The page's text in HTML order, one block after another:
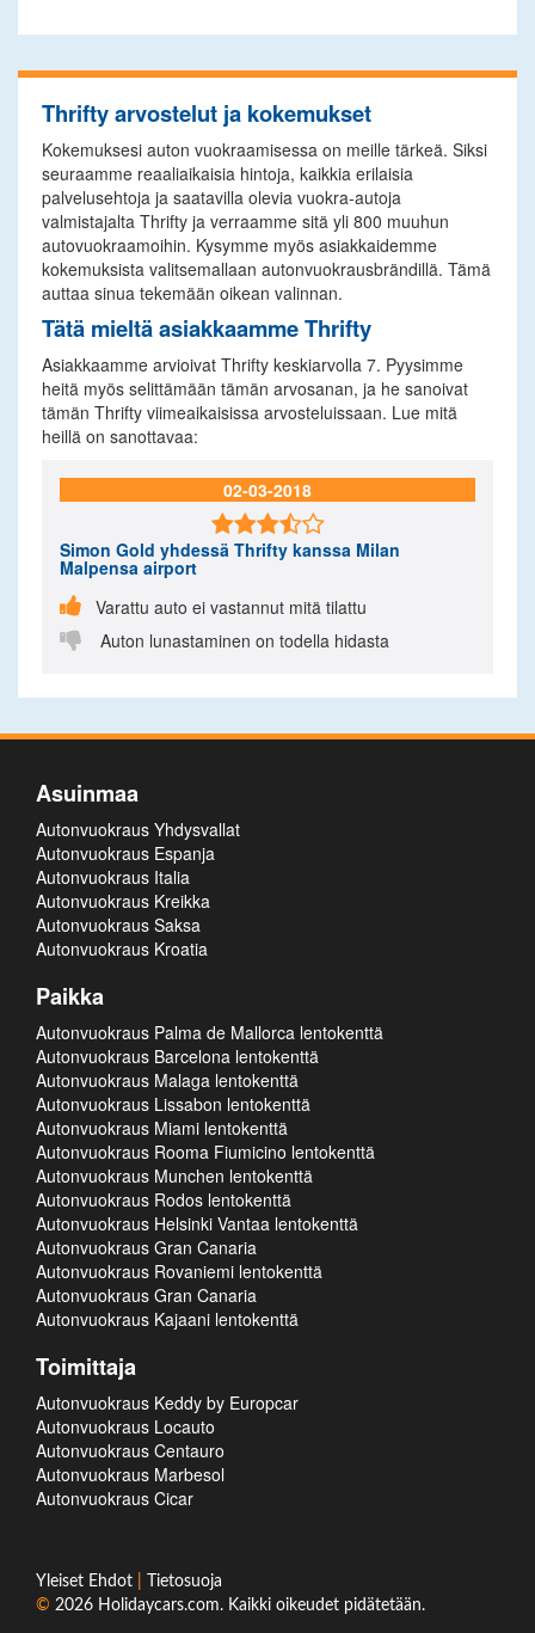
Thrifty arvostelut ja kokemukset
Kokemuksesi auton vuokraamisessa on meille tärkeä. Siksi
seuraamme reaaliaikaisia hintoja, kaikkia erilaisia
palvelusehtoja ja saatavilla olevia vuokra-autoja
valmistajalta Thrifty ja verraamme sitä yli 800 muuhun
autovuokraamoihin. Kysymme myös asiakkaidemme
kokemuksista valitsemallaan autonvuokrausbrändillä. Tämä
auttaa sinua tekemään oikean valinnan.
Tätä mieltä asiakkaamme Thrifty
Asiakkaamme arvioivat Thrifty keskiarvolla 7. Pyysimme
heitä myös selittämään tämän arvosanan, ja he sanoivat
tämän Thrifty viimeaikaisissa arvosteluissaan. Lue mitä
heillä on sanottavaa:
02-03-2018

Simon Gold yhdessä Thrifty kanssa Milan
Malpensa airport
 Varattu auto ei vastannut mitä tilattu

Auton lunastaminen on todella hidasta
Asuinmaa
Autonvuokraus Yhdysvallat
Autonvuokraus Espanja
Autonvuokraus Italia
Autonvuokraus Kreikka
Autonvuokraus Saksa
Autonvuokraus Kroatia
Paikka
Autonvuokraus Palma de Mallorca lentokenttä
Autonvuokraus Barcelona lentokenttä
Autonvuokraus Malaga lentokenttä
Autonvuokraus Lissabon lentokenttä
Autonvuokraus Miami lentokenttä
Autonvuokraus Rooma Fiumicino lentokenttä
Autonvuokraus Munchen lentokenttä
Autonvuokraus Rodos lentokenttä
Autonvuokraus Helsinki Vantaa lentokenttä
Autonvuokraus Gran Canaria
Autonvuokraus Rovaniemi lentokenttä
Autonvuokraus Gran Canaria
Autonvuokraus Kajaani lentokenttä
Toimittaja
Autonvuokraus Keddy by Europcar
Autonvuokraus Locauto
Autonvuokraus Centauro
Autonvuokraus Marbesol
Autonvuokraus Cicar
Yleiset Ehdot
Tietosuoja
© 2026 Holidaycars.com. Kaikki oikeudet pidätetään.